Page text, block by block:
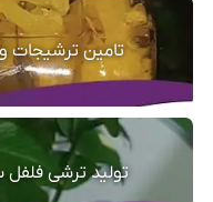
تامین ترشیجات
تولید ترشی